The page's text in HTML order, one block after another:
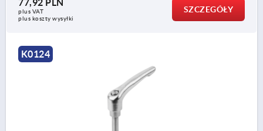
77,92 PLN
plus VAT
plus koszty wysyłki
SZCZEGÓŁY
K0124